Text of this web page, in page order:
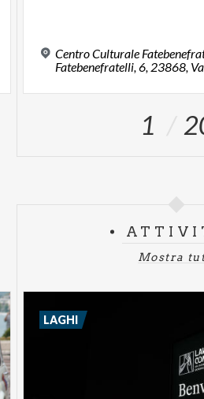
Centro Culturale
Fatebenefratelli, 6, 23868,
1
Mostra
LAGHI